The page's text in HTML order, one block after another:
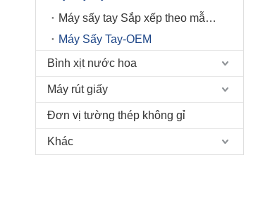
Máy sấy tay Sắp xếp theo mẫu số
Máy Sấy Tay-OEM
Bình xịt nước hoa
Máy rút giấy
Đơn vị tường thép không gỉ
Khác